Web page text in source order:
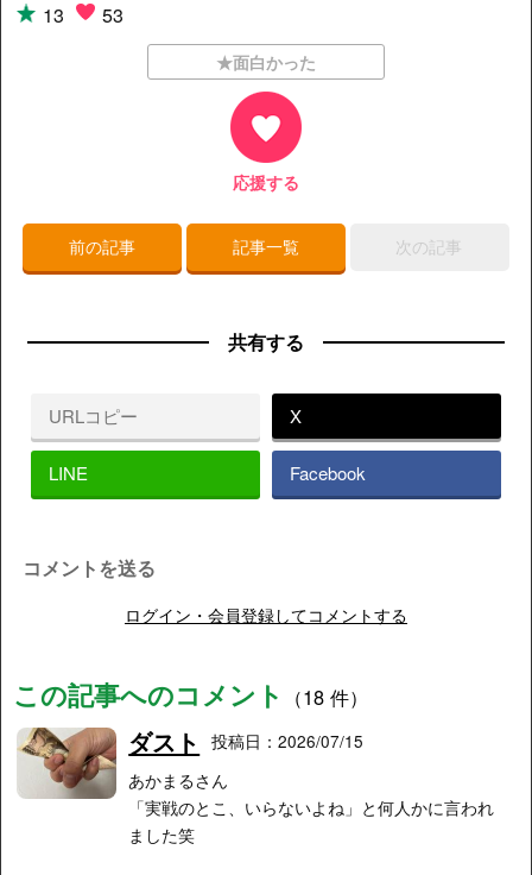
13 53
★面白かった
応援する
前の記事 記事一覧 次の記事
共有する
URLコピー X
LINE Facebook
コメントを送る
ログイン・会員登録してコメントする
この記事へのコメント （18 件）
ダスト
投稿日：2026/07/15
あかまるさん
「実戦のとこ、いらないよね」と何人かに言われ
ました笑